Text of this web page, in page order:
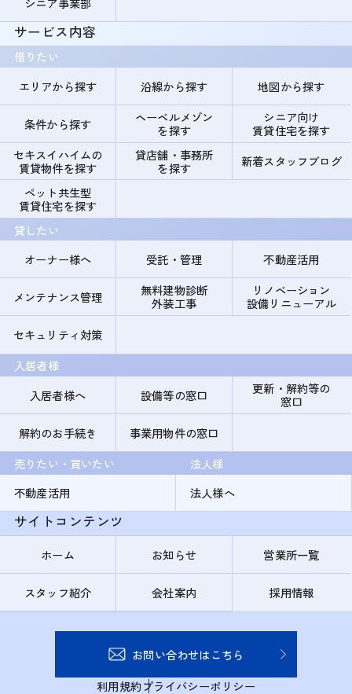
サービス内容
借りたい
エリアから探す
沿線から探す 地図から探す
条件から探す
ヘーベルメゾン
を探す
シニア向け
賃貸住宅を探す
セキスイハイムの
賃貸物件を探す
貸店舗・事務所
を探す
新着スタッフブログ
ペット共生型
賃貸住宅を探す
貸したい
オーナー様へ
受託・管理 不動産活用
メンテナンス管理
無料建物診断
外装工事
リノベーション
設備リニューアル
セキュリティ対策
入居者様
入居者様へ
設備等の窓口
更新・解約等の
窓口
解約のお手続き
事業用物件の窓口
売りたい・買いたい
不動産活用
法人様
法人様へ
サイトコンテンツ
ホーム お知らせ 営業所一覧
スタッフ紹介 会社案内 採用情報
お問い合わせはこちら
利用規約プライバシーポリシー